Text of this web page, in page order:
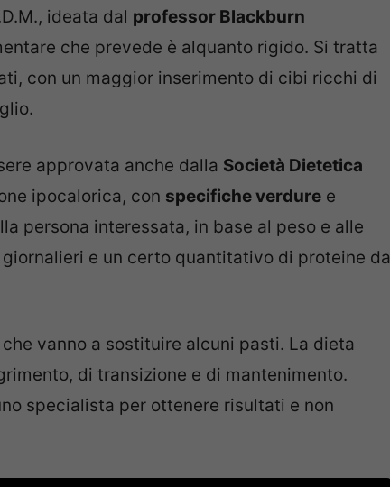
ideata dal professor Blackburn
che prevede è alquanto rigido. Si tratta
con un maggior inserimento di cibi ricchi di
approvata anche dalla Società Dietetica
ipocalorica, con specifiche verdure e
persona interessata, in base al peso e alle
e un certo quantitativo di proteine da
che vanno a sostituire alcuni pasti. La dieta
di transizione e di mantenimento.
specialista per ottenere risultati e non